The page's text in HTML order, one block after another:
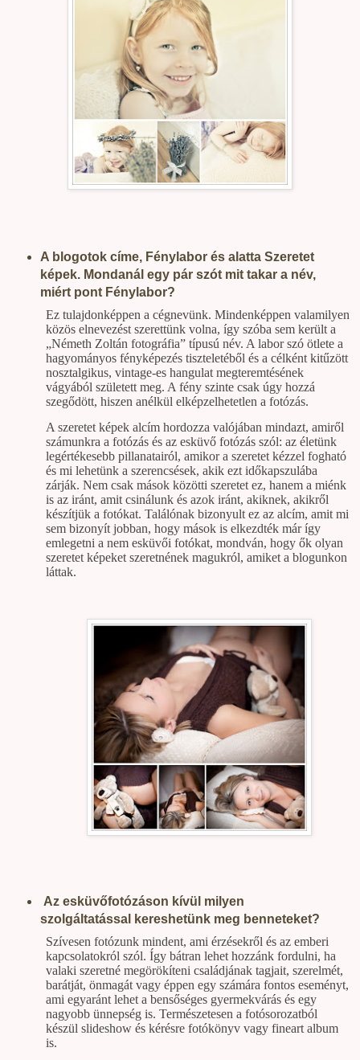
A blogotok címe, Fénylabor és alatta Szeretet
képek. Mondanál egy pár szót mit takar a név,
miért pont Fénylabor?
Ez tulajdonképpen a cégnevünk. Mindenképpen valamilyen
közös elnevezést szerettünk volna, így szóba sem került a
„Németh Zoltán fotográfia” típusú név. A labor szó ötlete a
hagyományos fényképezés tiszteletéből és a célként kitűzött
nosztalgikus, vintage-es hangulat megteremtésének
vágyából született meg. A fény szinte csak úgy hozzá
szegődött, hiszen anélkül elképzelhetetlen a fotózás.
A szeretet képek alcím hordozza valójában mindazt, amiről
számunkra a fotózás és az esküvő fotózás szól: az életünk
legértékesebb pillanatairól, amikor a szeretet kézzel fogható
és mi lehetünk a szerencsések, akik ezt időkapszulába
zárják. Nem csak mások közötti szeretet ez, hanem a miénk
is az iránt, amit csinálunk és azok iránt, akiknek, akikről
készítjük a fotókat. Találónak bizonyult ez az alcím, amit mi
sem bizonyít jobban, hogy mások is elkezdték már így
emlegetni a nem esküvői fotókat, mondván, hogy ők olyan
szeretet képeket szeretnének magukról, amiket a blogunkon
láttak.
Az esküvőfotózáson kívül milyen
szolgáltatással kereshetünk meg benneteket?
Szívesen fotózunk mindent, ami érzésekről és az emberi
kapcsolatokról szól. Így bátran lehet hozzánk fordulni, ha
valaki szeretné megörökíteni családjának tagjait, szerelmét,
barátját, önmagát vagy éppen egy számára fontos eseményt,
ami egyaránt lehet a bensőséges gyermekvárás és egy
nagyobb ünnepség is. Természetesen a fotósorozatból
készül slideshow és kérésre fotókönyv vagy fineart album
is.